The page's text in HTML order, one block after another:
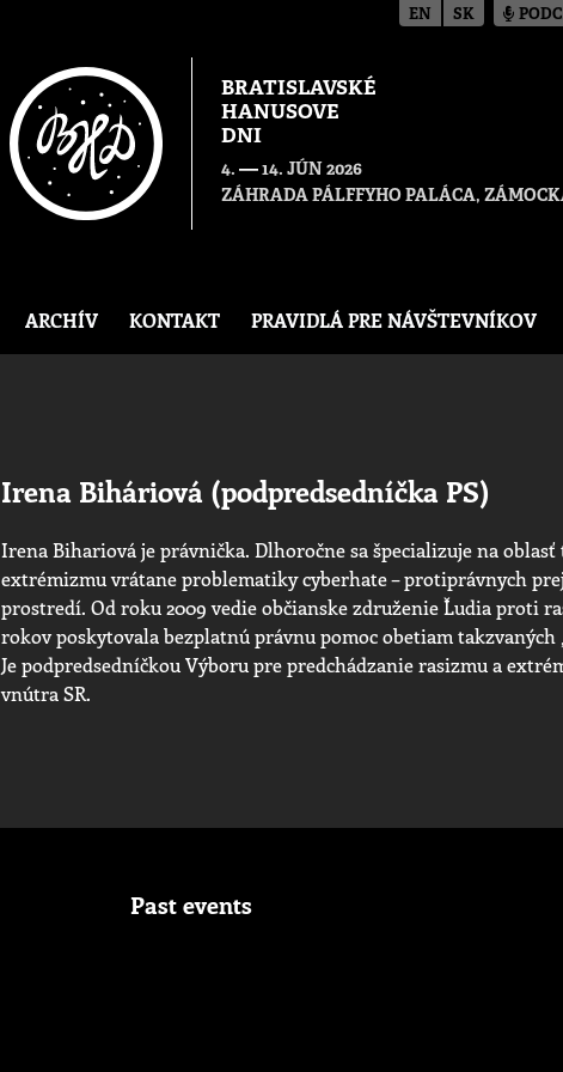
BRATISLAVSKÉ
HANUSOVE
DNI
4. — 14. JÚN 2026
ZÁHRADA PÁLFFYHO PALÁCA,
ARCHÍV KONTAKT PRAVIDLÁ PRE NÁVŠTEVNÍKOV
Irena Biháriová (podpredsedníčka PS)
Irena Bihariová je právnička. Dlhoročne sa špecializuje na
extrémizmu vrátane problematiky cyberhate – protiprávnych
prostredí. Od roku 2009 vedie občianske združenie Ľudia proti
rokov poskytovala bezplatnú právnu pomoc obetiam takzvaných
Je podpredsedníčkou Výboru pre predchádzanie rasizmu a
vnútra SR.
Past events
EN SK